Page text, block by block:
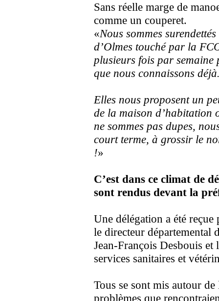
Sans réelle marge de
comme un couperet.
«Nous sommes
d’Olmes touché par la
plusieurs fois par
que nous connaissons
Elles nous proposent un
de la maison d’habitation
ne sommes pas dupes,
court terme, à grossir le
!»
C’est dans ce climat de
sont rendus devant la
Une délégation a été
le directeur départemental
Jean-François Desbouis et
services sanitaires et
Tous se sont mis autour
problèmes que